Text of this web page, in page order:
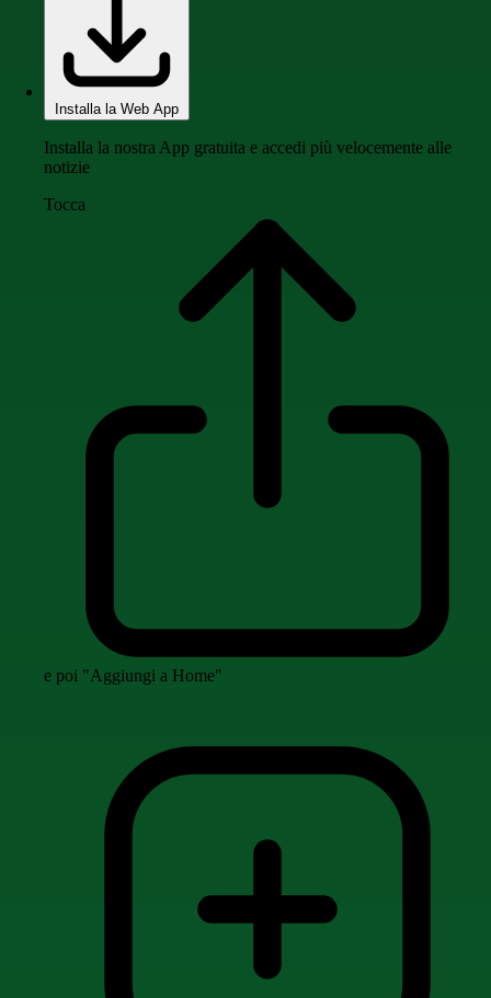
Installa la Web App
Installa la nostra App gratuita e accedi più velocemente alle
notizie
Tocca
e poi "Aggiungi a Home"